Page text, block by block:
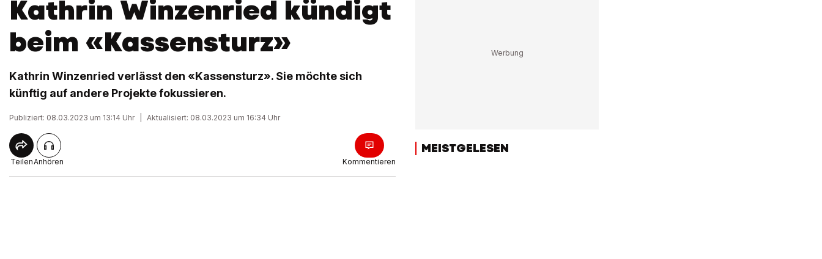
Kathrin Winzenried kündigt
beim «Kassensturz»
Kathrin Winzenried verlässt den «Kassensturz». Sie möchte sich
künftig auf andere Projekte fokussieren.
Publiziert: 08.03.2023 um 13:14 Uhr Aktualisiert: 08.03.2023 um 16:34 Uhr
TeilenAnhören Kommentieren
MEISTGELESEN